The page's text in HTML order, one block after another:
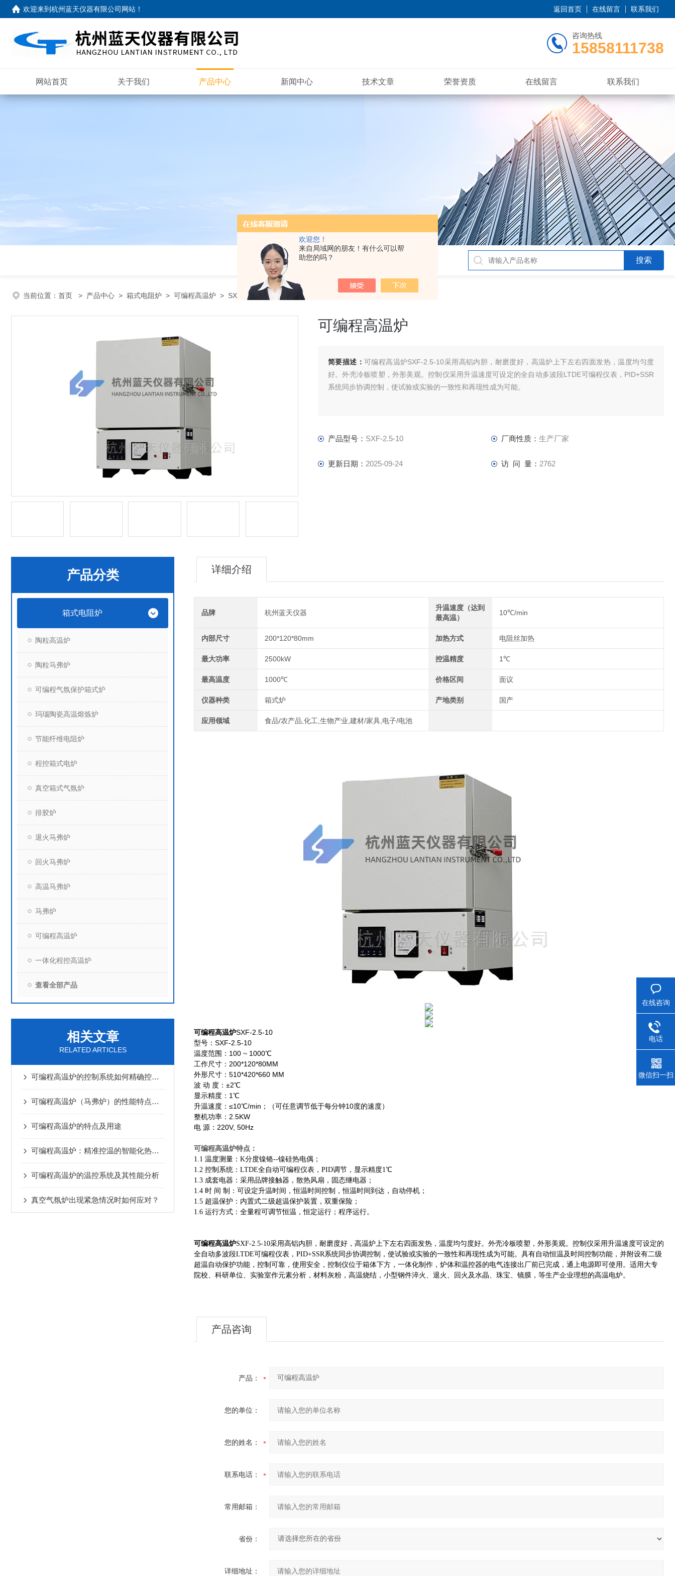
欢迎您！
来自局域网的朋友！有什么可以帮
助您的吗？
欢迎来到杭州蓝天仪器有限公司网站 ！ 返回首页 在线留言 联系我们
咨询热线
15858111738
网站首页 关于我们 产品中心 新闻中心 技术文章 荣誉资质 在线留言 联系我们
当前位置： 首页 > 产品中心 > 箱式电阻炉 > 可编程高温炉 > SXF-2.5-10可编程高温炉
可编程高温炉
简要描述： 可编程高温炉SXF-2.5-10采用高铝内胆，耐磨度好，高温炉上下左右四面发热，温度均匀度
好。外壳冷板喷塑，外形美观。控制仪采用升温速度可设定的全自动多波段LTDE可编程仪表，PID+SSR
系统同步协调控制，使试验或实验的一致性和再现性成为可能。
产品型号： SXF-2.5-10 厂商性质： 生产厂家
更新日期： 2025-09-24 访 问 量： 2762
产品分类
箱式电阻炉
陶粒高温炉
陶粒马弗炉
可编程气氛保护箱式炉
玛瑙陶瓷高温熔炼炉
节能纤维电阻炉
程控箱式电炉
真空箱式气氛炉
排胶炉
退火马弗炉
回火马弗炉
高温马弗炉
马弗炉
可编程高温炉
一体化程控高温炉
查看全部产品
相关文章
RELATED ARTICLES
可编程高温炉的控制系统如何精确控制温度和时间？
可编程高温炉（马弗炉）的性能特点及维护与使用注意事项
可编程高温炉的特点及用途
可编程高温炉：精准控温的智能化热处理核心装备
可编程高温炉的温控系统及其性能分析
真空气氛炉出现紧急情况时如何应对？
详细介绍
品牌 杭州蓝天仪器
升温速度（达到
最高温）
10℃/min
内部尺寸 200*120*80mm 加热方式 电阻丝加热
最大功率 2500kW 控温精度 1℃
最高温度 1000℃ 价格区间 面议
仪器种类 箱式炉 产地类别 国产
应用领域 食品/农产品,化工,生物产业,建材/家具,电子/电池
可编程高温炉SXF-2.5-10
型号：SXF-2.5-10
温度范围：100 ~ 1000℃
工作尺寸：200*120*80MM
外形尺寸：510*420*660 MM
波 动 度：±2℃
显示精度：1℃
升温速度：≤10℃/min；（可任意调节低于每分钟10度的速度）
整机功率：2.5KW
电 源：220V, 50Hz
可编程高温炉特点：
1.1 温度测量：K分度镍铬--镍硅热电偶；
1.2 控制系统：LTDE全自动可编程仪表，PID调节，显示精度1℃
1.3 成套电器：采用品牌接触器，散热风扇，固态继电器；
1.4 时 间 制：可设定升温时间，恒温时间控制，恒温时间到达，自动停机；
1.5 超温保护：内置式二级超温保护装置，双重保险；
1.6 运行方式：全量程可调节恒温，恒定运行；程序运行。
可编程高温炉SXF-2.5-10采用高铝内胆，耐磨度好，高温炉上下左右四面发热，温度均匀度好。外壳冷板喷塑，外形美观。控制仪采用升温速度可设定的
全自动多波段LTDE可编程仪表，PID+SSR系统同步协调控制，使试验或实验的一致性和再现性成为可能。 具有自动恒温及时间控制功能，并附设有二级
超温自动保护功能，控制可靠，使用安全，控制仪位于箱体下方，一体化制作，炉体和温控器的电气连接出厂前已完成，通上电源即可使用。 适用大专
院校、科研单位、实验室作元素分析，材料灰粉，高温烧结，小型钢件淬火、退火、回火及水晶、珠宝、镜膜，等生产企业理想的高温电炉。
产品咨询
产品：
您的单位：
您的姓名：
联系电话：
常用邮箱：
省份：
详细地址：
在线咨询
电话
微信扫一扫